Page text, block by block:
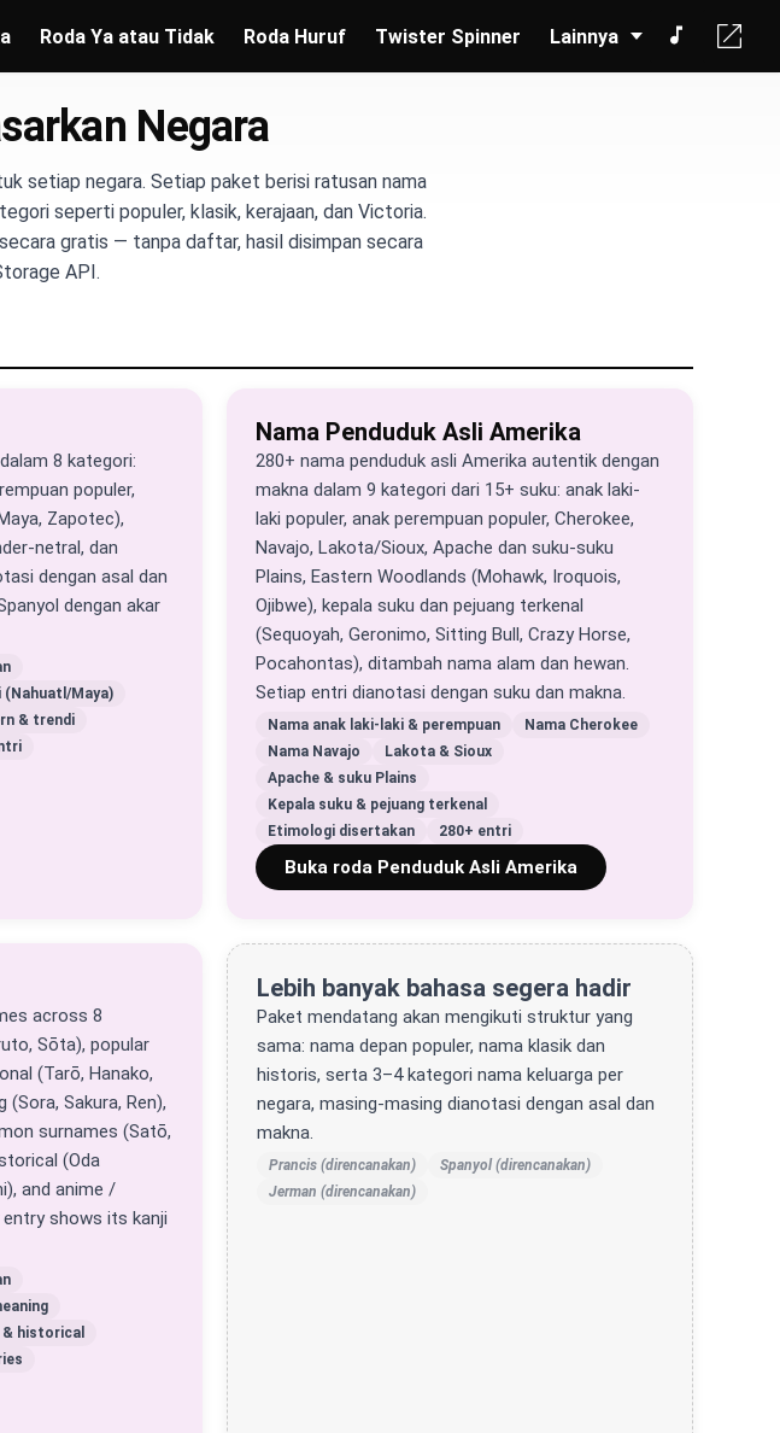
Roda Ya atau Tidak Roda Huruf Twister Spinner Lainnya
Negara
setiap negara. Setiap paket berisi ratusan nama
seperti populer, klasik, kerajaan, dan Victoria.
gratis — tanpa daftar, hasil disimpan secara
API.
8 kategori:
populer,
Zapotec),
netral, dan
dengan asal dan
dengan akar
(Nahuatl/Maya)
& trendi
Nama Penduduk Asli Amerika
280+ nama penduduk asli Amerika autentik dengan
makna dalam 9 kategori dari 15+ suku: anak laki-
laki populer, anak perempuan populer, Cherokee,
Navajo, Lakota/Sioux, Apache dan suku-suku
Plains, Eastern Woodlands (Mohawk, Iroquois,
Ojibwe), kepala suku dan pejuang terkenal
(Sequoyah, Geronimo, Sitting Bull, Crazy Horse,
Pocahontas), ditambah nama alam dan hewan.
Setiap entri dianotasi dengan suku dan makna.
Nama anak laki-laki & perempuan
Nama Cherokee
Nama Navajo
Lakota & Sioux
Apache & suku Plains
Kepala suku & pejuang terkenal
Etimologi disertakan
280+ entri
Buka roda Penduduk Asli Amerika
across 8
Sōta), popular
(Tarō, Hanako,
Sakura, Ren),
surnames (Satō,
(Oda
and anime /
shows its kanji
& historical
Lebih banyak bahasa segera hadir
Paket mendatang akan mengikuti struktur yang
sama: nama depan populer, nama klasik dan
historis, serta 3–4 kategori nama keluarga per
negara, masing-masing dianotasi dengan asal dan
makna.
Prancis (direncanakan)
Spanyol (direncanakan)
Jerman (direncanakan)